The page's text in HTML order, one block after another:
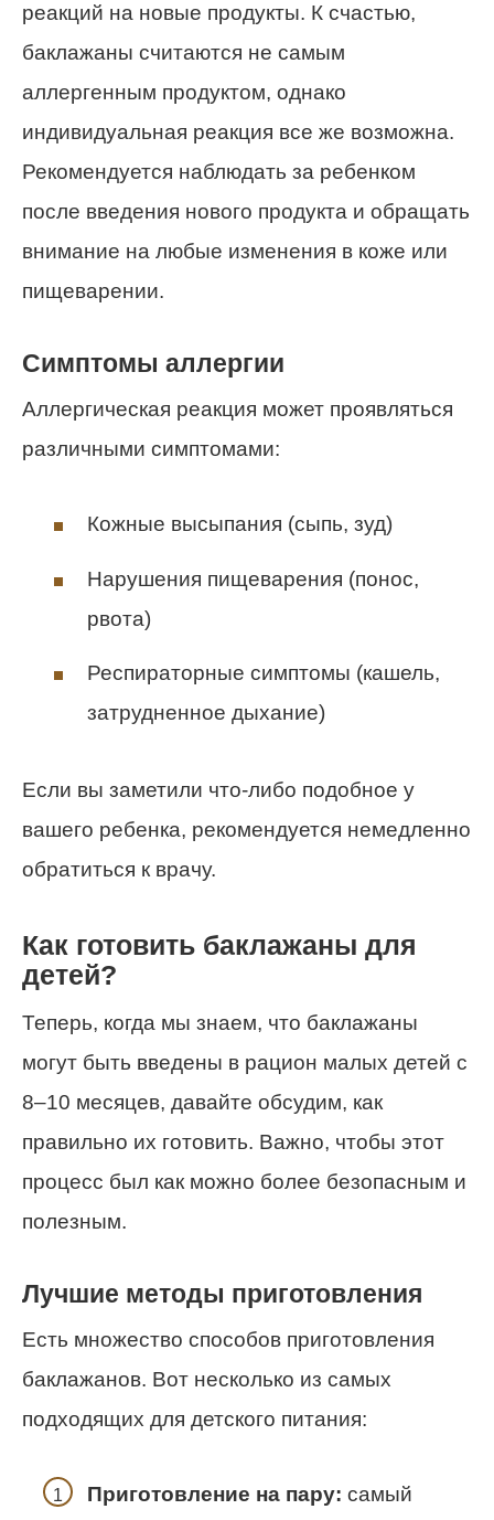
реакций на новые продукты. К счастью,
баклажаны считаются не самым
аллергенным продуктом, однако
индивидуальная реакция все же возможна.
Рекомендуется наблюдать за ребенком
после введения нового продукта и обращать
внимание на любые изменения в коже или
пищеварении.
Симптомы аллергии
Аллергическая реакция может проявляться
различными симптомами:
Кожные высыпания (сыпь, зуд)
Нарушения пищеварения (понос,
рвота)
Респираторные симптомы (кашель,
затрудненное дыхание)
Если вы заметили что-либо подобное у
вашего ребенка, рекомендуется немедленно
обратиться к врачу.
Как готовить баклажаны для
детей?
Теперь, когда мы знаем, что баклажаны
могут быть введены в рацион малых детей с
8–10 месяцев, давайте обсудим, как
правильно их готовить. Важно, чтобы этот
процесс был как можно более безопасным и
полезным.
Лучшие методы приготовления
Есть множество способов приготовления
баклажанов. Вот несколько из самых
подходящих для детского питания:
Приготовление на пару: самый